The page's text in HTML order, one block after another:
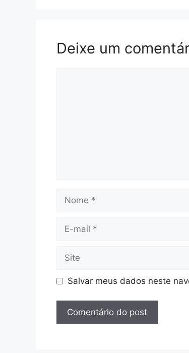
Deixe um
Nome
Site
Salvar meus dados neste